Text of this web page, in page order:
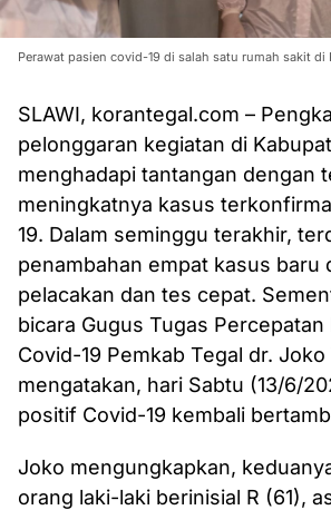
Perawat pasien covid-19 di salah satu rumah sakit di
SLAWI, korantegal.com –
pelonggaran kegiatan di
menghadapi tantangan dengan
meningkatnya kasus
19. Dalam seminggu terakhir,
penambahan empat kasus baru
pelacakan dan tes cepat.
bicara Gugus Tugas Percepatan
Covid-19 Pemkab Tegal dr.
mengatakan, hari Sabtu (13/6/
positif Covid-19 kembali
Joko mengungkapkan,
orang laki-laki berinisial R (61),